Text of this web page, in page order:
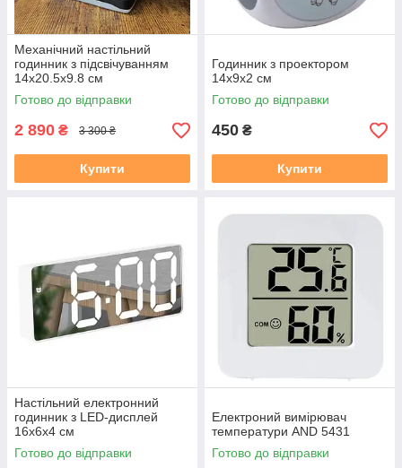
Механічний настільний
годинник з підсвічуванням
14x20.5x9.8 см
Готово до відправки
2 890 ₴ 3 300 ₴
Купити
Годинник з проектором
14х9х2 см
Готово до відправки
450 ₴
Купити
Настільний електронний
годинник з LED-дисплей
16х6х4 см
Готово до відправки
Електроний вимірювач
температури AND 5431
Готово до відправки